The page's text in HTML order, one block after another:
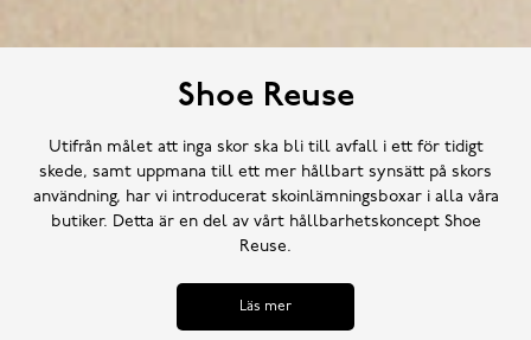
Shoe Reuse
Utifrån målet att inga skor ska bli till avfall i ett för tidigt
skede, samt uppmana till ett mer hållbart synsätt på skors
användning, har vi introducerat skoinlämningsboxar i alla våra
butiker. Detta är en del av vårt hållbarhetskoncept Shoe
Reuse.
Läs mer